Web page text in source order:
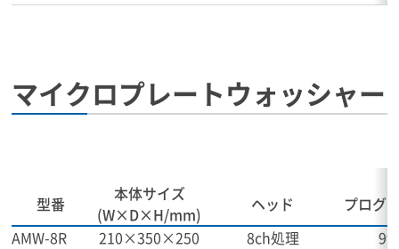
マイクロプレートウォッシャー
型番
本体サイズ
(W×D×H/mm)
ヘッド
プログ
AMW-8R
210×350×250
8ch処理
99